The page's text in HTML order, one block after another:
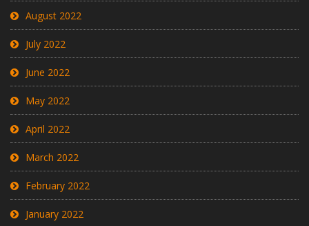
August 2022
July 2022
June 2022
May 2022
April 2022
March 2022
February 2022
January 2022